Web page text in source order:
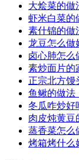
大烩菜的做
虾米白菜的
素什锦的做
龙豆怎么做
卤心肺怎么
素炒面片的
正宗北方馒
鱼鳅的做法
冬瓜咋炒好
肉皮炖黄豆
蒸香菜怎么
烤箱烤什么